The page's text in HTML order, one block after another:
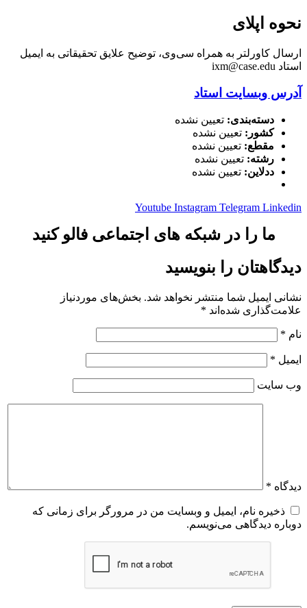
نحوه اپلای
ارسال کاورلتر به همراه سی‌وی، توضیح علایق تحقیقاتی به ایمیل
استاد ixm@case.edu
آدرس وبسایت استاد
دسته‌بندی: تعیین نشده
کشور: تعیین نشده
مقطع: تعیین نشده
رشته: تعیین نشده
ددلاین: تعیین نشده
Youtube Instagram Telegram Linkedin
ما را در شبکه های اجتماعی فالو کنید
دیدگاهتان را بنویسید
نشانی ایمیل شما منتشر نخواهد شد. بخش‌های موردنیاز
علامت‌گذاری شده‌اند *
نام *
ایمیل *
وب‌ سایت
دیدگاه *
ذخیره نام، ایمیل و وبسایت من در مرورگر برای زمانی که
دوباره دیدگاهی می‌نویسم.